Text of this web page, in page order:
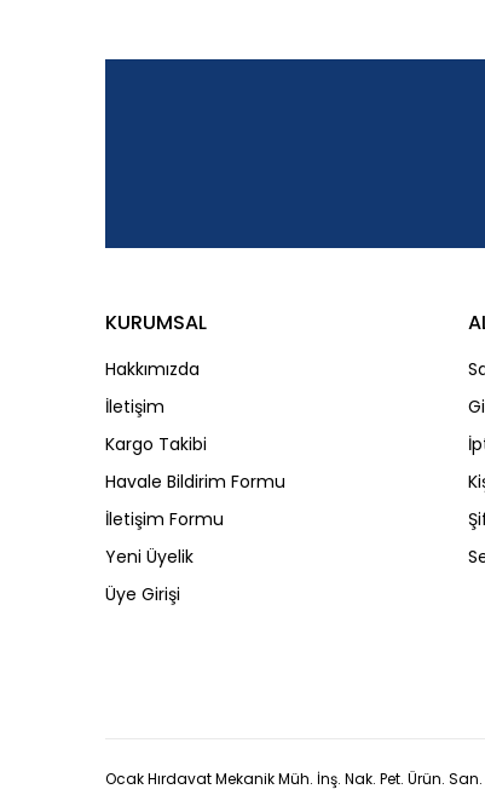
KURUMSAL
Hakkımızda
İletişim
Kargo Takibi
Havale Bildirim Formu
İletişim Formu
Yeni Üyelik
Üye Girişi
Ocak Hırdavat Mekanik Müh. İnş. Nak. Pet. Ürün. San.